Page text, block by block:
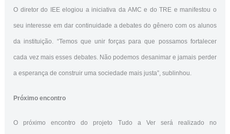
O diretor do IEE elogiou a iniciativa da AMC e do TRE e manifestou o
seu interesse em dar continuidade a debates do gênero com os alunos
da instituição. “Temos que unir forças para que possamos fortalecer
cada vez mais esses debates. Não podemos desanimar e jamais perder
a esperança de construir uma sociedade mais justa”, sublinhou.
Próximo encontro
O próximo encontro do projeto Tudo a Ver será realizado no